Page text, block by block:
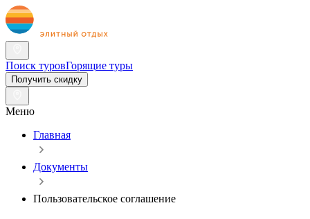
Поиск туровГорящие туры
Получить скидку
Меню
Главная
Документы
Пользовательское соглашение